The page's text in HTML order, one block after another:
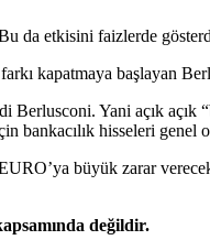
da etkisini faizlerde
kapatmaya başlayan
Yani açık
bankacılık hisseleri genel
büyük zarar
değildir.